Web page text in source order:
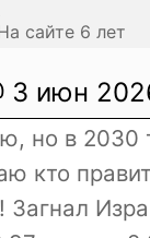
сайте 6 лет
3 июн
но в 2030
кто
Загнал